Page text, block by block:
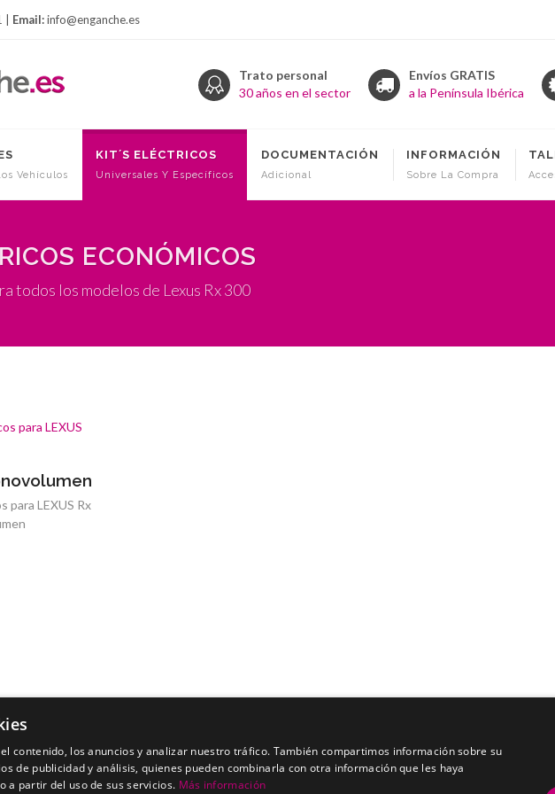
| Email:info@enganche.es
Trato personal
30 años en el sector
Envíos GRATIS
a la Península Ibérica
Vehículos
KIT´S ELÉCTRICOS
Universales Y Específicos
DOCUMENTACIÓN
Adicional
INFORMACIÓN
Sobre La Compra
ECONÓMICOS
todos los modelos de Lexus Rx 300
para LEXUS Rx
contenido, los anuncios y analizar nuestro tráfico. También compartimos información sobre su
de publicidad y análisis, quienes pueden combinarla con otra información que les haya
a partir del uso de sus servicios. Más información